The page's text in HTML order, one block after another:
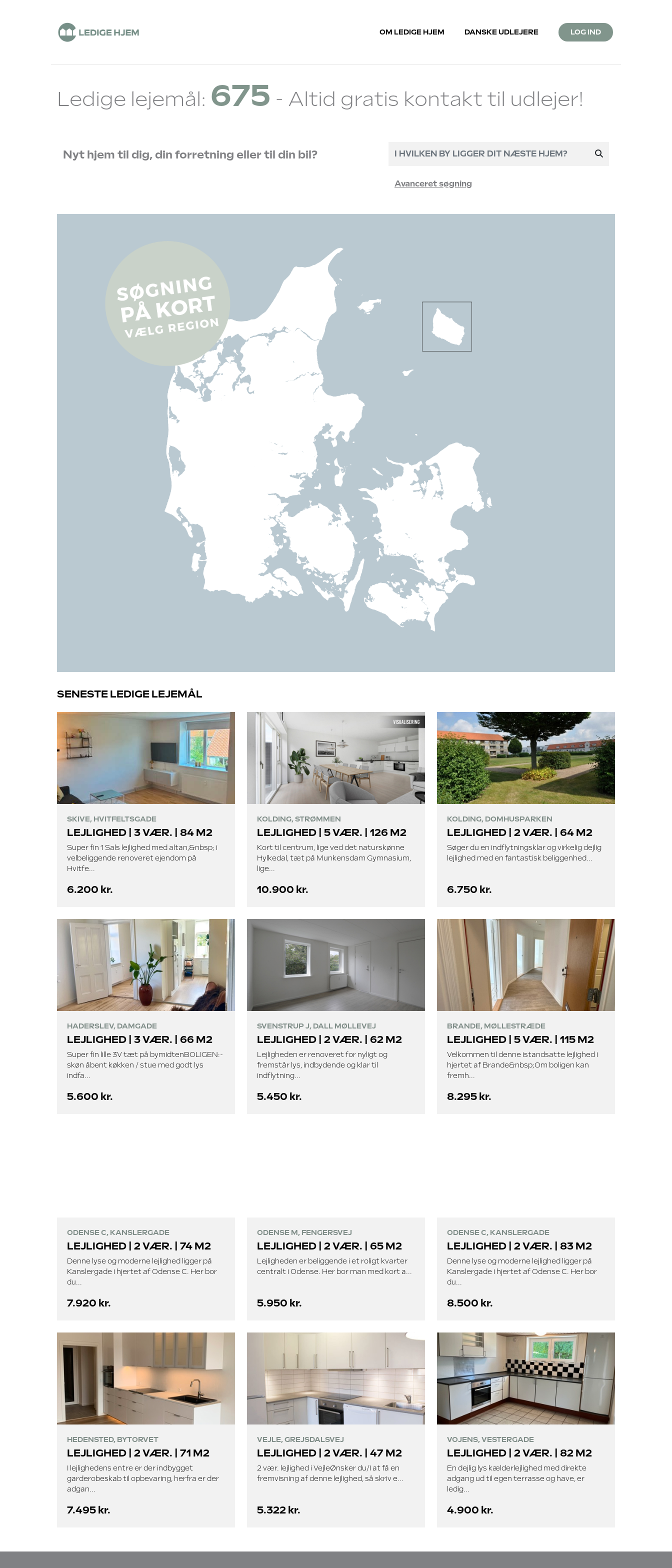
OM LEDIGE HJEM DANSKE UDLEJERE LOG IND
Ledige lejemål: 675 - Altid gratis kontakt til udlejer!
Nyt hjem til dig, din forretning eller til din bil?
Avanceret søgning
SENESTE LEDIGE LEJEMÅL
SKIVE, HVITFELTSGADE
LEJLIGHED | 3 VÆR. | 84 M2
Super fin 1 Sals lejlighed med altan,&nbsp; i
velbeliggende renoveret ejendom på
Hvitfe...
6.200 kr.
KOLDING, STRØMMEN
LEJLIGHED | 5 VÆR. | 126 M2
Kort til centrum, lige ved det naturskønne
Hylkedal, tæt på Munkensdam Gymnasium,
lige...
10.900 kr.
KOLDING, DOMHUSPARKEN
LEJLIGHED | 2 VÆR. | 64 M2
Søger du en indflytningsklar og virkelig dejlig
lejlighed med en fantastisk beliggenhed...
6.750 kr.
HADERSLEV, DAMGADE
LEJLIGHED | 3 VÆR. | 66 M2
Super fin lille 3V tæt på bymidtenBOLIGEN:-
skøn åbent køkken / stue med godt lys
indfa...
5.600 kr.
SVENSTRUP J, DALL MØLLEVEJ
LEJLIGHED | 2 VÆR. | 62 M2
Lejligheden er renoveret for nyligt og
fremstår lys, indbydende og klar til
indflytning...
5.450 kr.
BRANDE, MØLLESTRÆDE
LEJLIGHED | 5 VÆR. | 115 M2
Velkommen til denne istandsatte lejlighed i
hjertet af Brande&nbsp;Om boligen kan
fremh...
8.295 kr.
ODENSE C, KANSLERGADE
LEJLIGHED | 2 VÆR. | 74 M2
Denne lyse og moderne lejlighed ligger på
Kanslergade i hjertet af Odense C. Her bor
du...
7.920 kr.
ODENSE M, FENGERSVEJ
LEJLIGHED | 2 VÆR. | 65 M2
Lejligheden er beliggende i et roligt kvarter
centralt i Odense. Her bor man med kort a...
5.950 kr.
ODENSE C, KANSLERGADE
LEJLIGHED | 2 VÆR. | 83 M2
Denne lyse og moderne lejlighed ligger på
Kanslergade i hjertet af Odense C. Her bor
du...
8.500 kr.
HEDENSTED, BYTORVET
LEJLIGHED | 2 VÆR. | 71 M2
I lejlighedens entre er der indbygget
garderobeskab til opbevaring, herfra er der
adgan...
7.495 kr.
VEJLE, GREJSDALSVEJ
LEJLIGHED | 2 VÆR. | 47 M2
2 vær. lejlighed i VejleØnsker du/I at få en
fremvisning af denne lejlighed, så skriv e...
5.322 kr.
VOJENS, VESTERGADE
LEJLIGHED | 2 VÆR. | 82 M2
En dejlig lys kælderlejlighed med direkte
adgang ud til egen terrasse og have, er
ledig...
4.900 kr.